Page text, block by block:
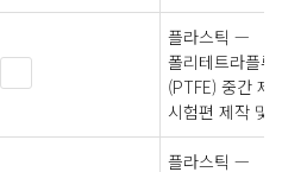
플라스틱 —
폴리테트라플루
(PTFE) 중간
시험편 제작 및
플라스틱 —